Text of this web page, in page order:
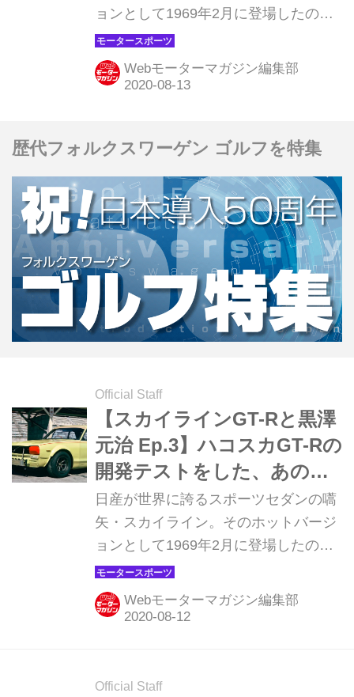
ョンとして1969年2月に登場したのが
初代スカイラインGT-R（PGC10）
だ。その栄光の軌跡は、レースシーン
での活躍によって今もなお、伝説とし
ーのエースとして、日本初のスポーツ
プロトタイプカー・R380シリーズや初
代ハコスカGT-Rを駆り、数々の名バト
ルを繰り広げた黒澤元治が語る。連載
第4回（全6回）。（敬称略・スカイラ
インGT-R Story＆history Vol.1より）
Webモーターマガジン編集部
歴代フォルクスワーゲン ゴルフを特集
Official Staff
【スカイラインGT-Rと黒澤
元治 Ep.3】ハコスカGT-Rの
開発テストをした、あの時
代の話をしようか
日産が世界に誇るスポーツセダンの嚆
矢・スカイライン。そのホットバージ
ョンとして1969年2月に登場したのが
初代スカイラインGT-R（PGC10）
だ。その栄光の軌跡は、レースシーン
での活躍によって今もなお、伝説とし
ーのエースとして、日本初のスポーツ
Webモーターマガジン編集部
Official Staff